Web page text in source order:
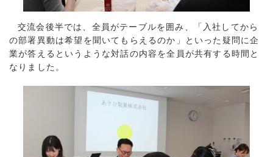
交流会後半では、全員がテーブルを囲み、「入社してから
の部署異動は希望を聞いてもらえるのか」といった疑問に企
業が答えるというような対話の内容を全員が共有する時間と
なりました。